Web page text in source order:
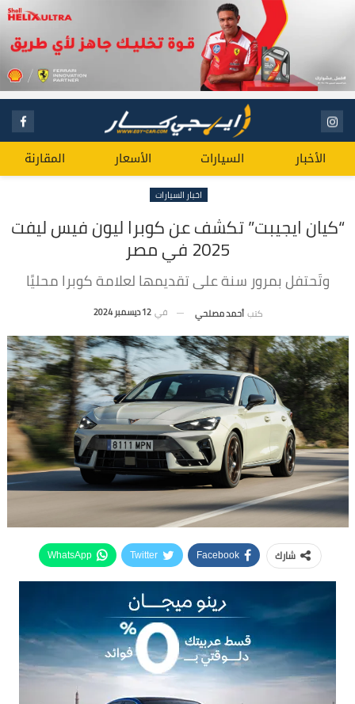
الأخبار السيارات الأسعار المقارنة
اخبار السيارات
“كيان ايجيبت” تكشف عن كوبرا ليون فيس ليفت
2025 في مصر
وتَحتفل بمرور سنة على تقديمها لعلامة كوبرا محليًا
كتب أحمد مصلحي في 12 ديسمبر 2024
شارك Facebook
Twitter
WhatsApp